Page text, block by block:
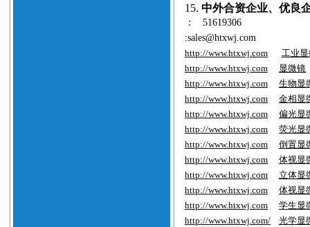
15. 中外合资企业、优良
：
51619306
:sales@htxwj.com
http://www.htxwj.com
工业
http://www.htxwj.com
显微镜
http://www.htxwj.com
生物显
http://www.htxwj.com
金相显
http://www.htxwj.com
偏光显
http://www.htxwj.com
荧光显
http://www.htxwj.com
倒置显
http://www.htxwj.com
体视显
http://www.htxwj.com
立体显
http://www.htxwj.com
体视显
http://www.htxwj.com
学生显
http://www.htxwj.com/
光学显